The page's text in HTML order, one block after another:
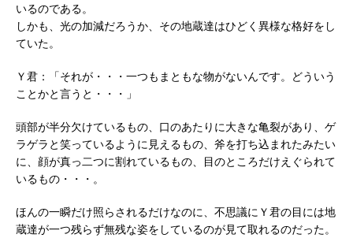
いるのである。
しかも、光の加減だろうか、その地蔵達はひどく異様な格好をし
ていた。
Ｙ君：「それが・・・一つもまともな物がないんです。どういう
ことかと言うと・・・」
頭部が半分欠けているもの、口のあたりに大きな亀裂があり、ゲ
ラゲラと笑っているように見えるもの、斧を打ち込まれたみたい
に、顔が真っ二つに割れているもの、目のところだけえぐられて
いるもの・・・。
ほんの一瞬だけ照らされるだけなのに、不思議にＹ君の目には地
蔵達が一つ残らず無残な姿をしているのが見て取れるのだった。